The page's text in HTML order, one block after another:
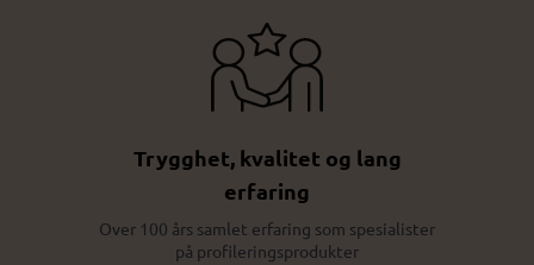
Trygghet, kvalitet og lang
erfaring
Over 100 års samlet erfaring som spesialister
på profileringsprodukter